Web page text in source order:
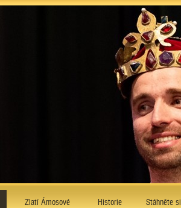
Zlatí Ámosové Historie Stáhněte si